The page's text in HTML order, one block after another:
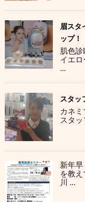
眉スタ
ップ！
肌色
イエ
...
スタッ
カネ
スタッ
新年
を教
川 ...